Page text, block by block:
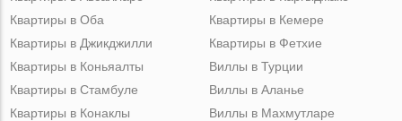
Квартиры в Оба
Квартиры в Джикджилли
Квартиры в Кемере
Квартиры в Фетхие
Квартиры в Коньяалты
Квартиры в Стамбуле
Квартиры в Конаклы
Виллы в Турции
Виллы в Аланье
Виллы в Махмутларе